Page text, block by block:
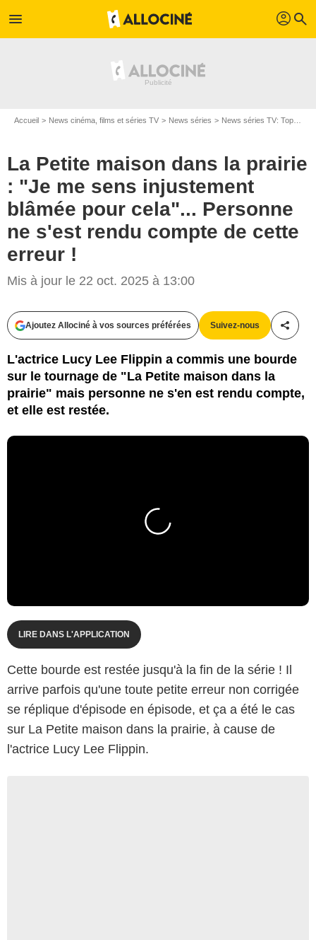
menu profil search
Accueil News cinéma, films et séries TV News séries News séries TV: Top et Flop
La Petite maison dans la prairie
: "Je me sens injustement
blâmée pour cela"... Personne
ne s'est rendu compte de cette
erreur !
Mis à jour le 22 oct. 2025 à 13:00
Ajoutez Allociné à vos sources préférées Suivez-nous
L'actrice Lucy Lee Flippin a commis une bourde
sur le tournage de "La Petite maison dans la
prairie" mais personne ne s'en est rendu compte,
et elle est restée.
LIRE DANS L'APPLICATION
Cette bourde est restée jusqu'à la fin de la série ! Il
arrive parfois qu'une toute petite erreur non corrigée
se réplique d'épisode en épisode, et ça a été le cas
sur La Petite maison dans la prairie, à cause de
l'actrice Lucy Lee Flippin.